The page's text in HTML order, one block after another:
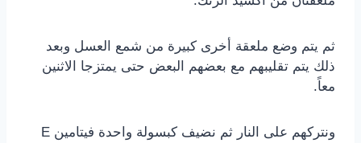
ثم يتم وضع ملعقة أخرى كبيرة من شمع العسل وبعد
ذلك يتم تقليبهم مع بعضهم البعض حتى يمتزجا الاثنين
معاً.
ونتركهم على النار ثم نضيف كبسولة واحدة فيتامين E